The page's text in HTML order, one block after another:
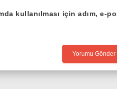
kullanılması için adım, e-